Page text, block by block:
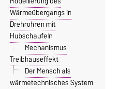
Wärmeübergangs in
Drehrohren mit
Hubschaufeln
Mechanismus
Treibhauseffekt
Der Mensch als
wärmetechnisches System